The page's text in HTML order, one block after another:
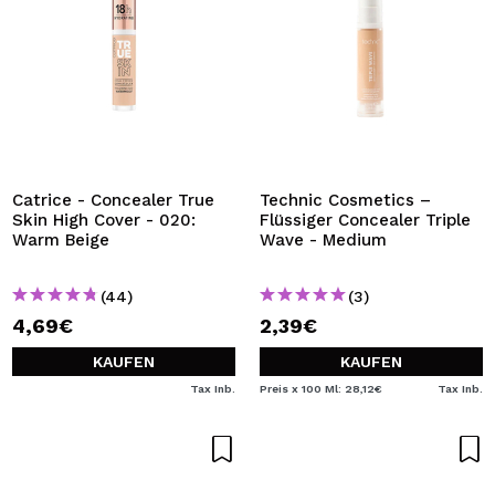
Catrice - Concealer True
Skin High Cover - 020:
Warm Beige
(44)
4,69€
KAUFEN
Tax Inb.
Technic Cosmetics –
Flüssiger Concealer Triple
Wave - Medium
(3)
2,39€
KAUFEN
Preis x 100 Ml: 28,12€ Tax Inb.